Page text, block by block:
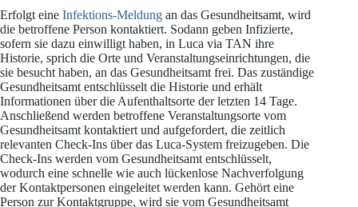
Erfolgt eine Infektions-Meldung an das Gesundheitsamt, wird
die betroffene Person kontaktiert. Sodann geben Infizierte,
sofern sie dazu einwilligt haben, in Luca via TAN ihre
Historie, sprich die Orte und Veranstaltungseinrichtungen, die
sie besucht haben, an das Gesundheitsamt frei. Das zuständige
Gesundheitsamt entschlüsselt die Historie und erhält
Informationen über die Aufenthaltsorte der letzten 14 Tage.
Anschließend werden betroffene Veranstaltungsorte vom
Gesundheitsamt kontaktiert und aufgefordert, die zeitlich
relevanten Check-Ins über das Luca-System freizugeben. Die
Check-Ins werden vom Gesundheitsamt entschlüsselt,
wodurch eine schnelle wie auch lückenlose Nachverfolgung
der Kontaktpersonen eingeleitet werden kann. Gehört eine
Person zur Kontaktgruppe, wird sie vom Gesundheitsamt